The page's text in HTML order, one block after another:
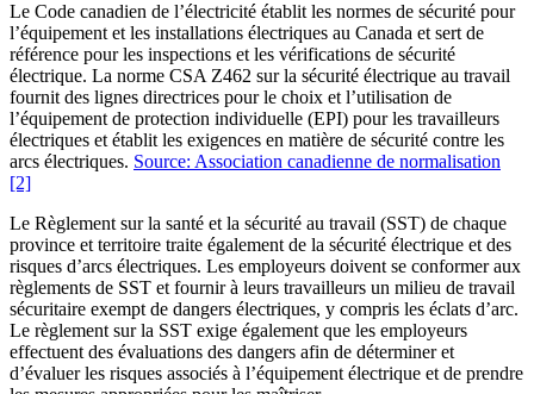
Le Code canadien de l’électricité établit les normes de sécurité pour
l’équipement et les installations électriques au Canada et sert de
référence pour les inspections et les vérifications de sécurité
électrique. La norme CSA Z462 sur la sécurité électrique au travail
fournit des lignes directrices pour le choix et l’utilisation de
l’équipement de protection individuelle (EPI) pour les travailleurs
électriques et établit les exigences en matière de sécurité contre les
arcs électriques. Source: Association canadienne de normalisation
[2]
Le Règlement sur la santé et la sécurité au travail (SST) de chaque
province et territoire traite également de la sécurité électrique et des
risques d’arcs électriques. Les employeurs doivent se conformer aux
règlements de SST et fournir à leurs travailleurs un milieu de travail
sécuritaire exempt de dangers électriques, y compris les éclats d’arc.
Le règlement sur la SST exige également que les employeurs
effectuent des évaluations des dangers afin de déterminer et
d’évaluer les risques associés à l’équipement électrique et de prendre